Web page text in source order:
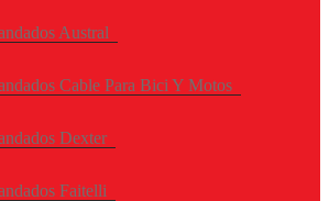
Austral
Cable Para Bici Y Motos
Dexter
Faitelli